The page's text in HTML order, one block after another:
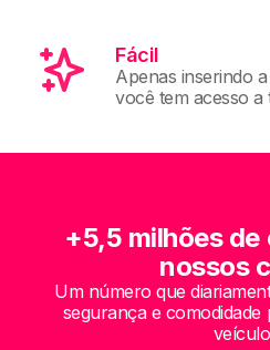
Fácil
Apenas inserindo
você tem acesso a
+5,5 milhões
nossos
Um número que
segurança e